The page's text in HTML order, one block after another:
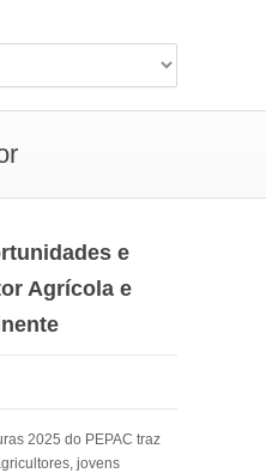
e
Agrícola e
2025 do PEPAC traz
jovens